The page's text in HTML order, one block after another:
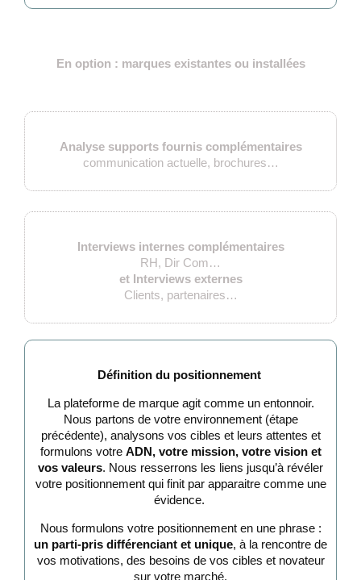
En option : marques existantes ou installées
Analyse supports fournis complémentaires
communication actuelle, brochures…
Interviews internes complémentaires
RH, Dir Com…
et Interviews externes
Clients, partenaires…
Définition du positionnement
La plateforme de marque agit comme un entonnoir.
Nous partons de votre environnement (étape
précédente), analysons vos cibles et leurs attentes et
formulons votre ADN, votre mission, votre vision et
vos valeurs. Nous resserrons les liens jusqu’à révéler
votre positionnement qui finit par apparaitre comme une
évidence.
Nous formulons votre positionnement en une phrase :
un parti-pris différenciant et unique, à la rencontre de
vos motivations, des besoins de vos cibles et novateur
sur votre marché.